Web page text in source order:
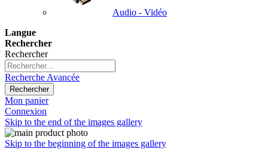
Audio - Vidéo
Langue
Rechercher
Rechercher
Recherche Avancée
Rechercher
Mon panier
Connexion
Skip to the end of the images gallery
Skip to the beginning of the images gallery